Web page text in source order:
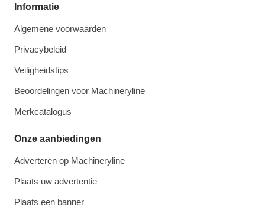
Informatie
Algemene voorwaarden
Privacybeleid
Veiligheidstips
Beoordelingen voor Machineryline
Merkcatalogus
Onze aanbiedingen
Adverteren op Machineryline
Plaats uw advertentie
Plaats een banner